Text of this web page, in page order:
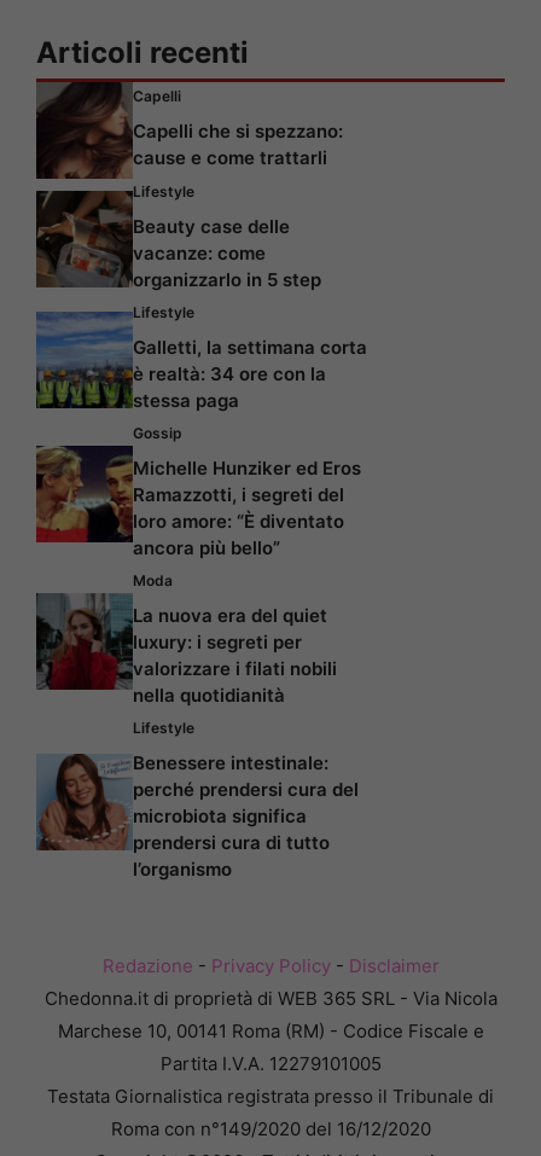
Articoli recenti
Capelli
Capelli che si spezzano:
cause e come trattarli
Lifestyle
Beauty case delle
vacanze: come
organizzarlo in 5 step
Lifestyle
Galletti, la settimana corta
è realtà: 34 ore con la
stessa paga
Gossip
Michelle Hunziker ed Eros
Ramazzotti, i segreti del
loro amore: “È diventato
ancora più bello”
Moda
La nuova era del quiet
luxury: i segreti per
valorizzare i filati nobili
nella quotidianità
Lifestyle
Benessere intestinale:
perché prendersi cura del
microbiota significa
prendersi cura di tutto
l’organismo
Redazione - Privacy Policy- Disclaimer
Chedonna.it di proprietà di WEB 365 SRL - Via Nicola
Marchese 10, 00141 Roma (RM) - Codice Fiscale e
Partita I.V.A. 12279101005
Testata Giornalistica registrata presso il Tribunale di
Roma con n°149/2020 del 16/12/2020